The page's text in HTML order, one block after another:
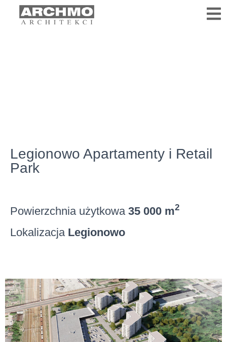
Legionowo Apartamenty i Retail
Park
Powierzchnia użytkowa 35 000 m2
Lokalizacja Legionowo